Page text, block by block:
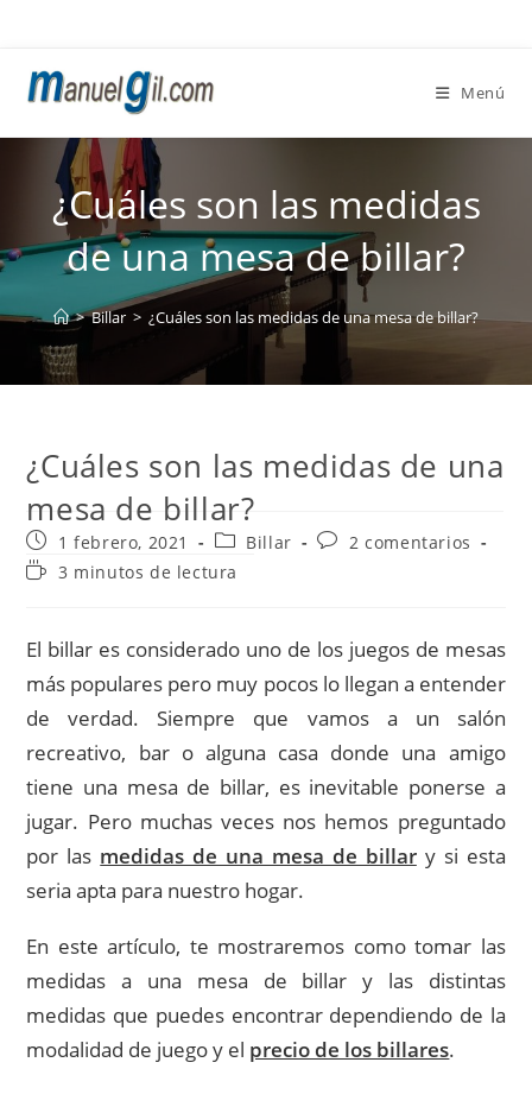
contenido
Menú
¿Cuáles son las medidas
de una mesa de billar?
> Billar > ¿Cuáles son las medidas de una mesa de billar?
¿Cuáles son las medidas de una
mesa de billar?
Publicación
de
la
1 febrero, 2021
Categoría
la
Billar
Comentarios
2 comentarios
Tiempo3 minutos de lectura
El billar es considerado uno de los juegos de mesas
más populares pero muy pocos lo llegan a entender
de verdad. Siempre que vamos a un salón
recreativo, bar o alguna casa donde una amigo
tiene una mesa de billar, es inevitable ponerse a
jugar. Pero muchas veces nos hemos preguntado
por las medidas de una mesa de billary si esta
seria apta para nuestro hogar.
En este artículo, te mostraremos como tomar las
medidas a una mesa de billar y las distintas
medidas que puedes encontrar dependiendo de la
modalidad de juego y el precio de los billares.